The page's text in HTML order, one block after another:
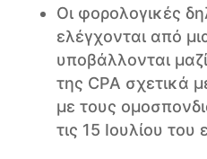
Οι φορολογικές
ελέγχονται από
υποβάλλονται
της CPA σχετικά
με τους
τις 15 Ιουλίου